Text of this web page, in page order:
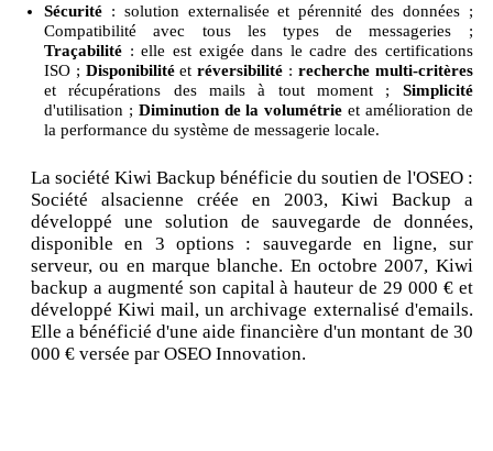
Sécurité : solution externalisée et pérennité des données ;
Compatibilité avec tous les types de messageries ;
Traçabilité : elle est exigée dans le cadre des certifications
ISO ; Disponibilitéetréversibilité : recherche multi-critères
et récupérations des mails à tout moment ; Simplicité
d'utilisation ; Diminution de la volumétrie et amélioration de
la performance du système de messagerie locale.
La société Kiwi Backup bénéficie du soutien de l'OSEO :
Société alsacienne créée en 2003, Kiwi Backup a
développé une solution de sauvegarde de données,
disponible en 3 options : sauvegarde en ligne, sur
serveur, ou en marque blanche. En octobre 2007, Kiwi
backup a augmenté son capital à hauteur de 29 000 € et
développé Kiwi mail, un archivage externalisé d'emails.
Elle a bénéficié d'une aide financière d'un montant de 30
000 € versée par OSEO Innovation.